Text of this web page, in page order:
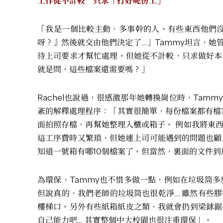
「我是一個比較主動、多事幹的人。有些東西他
呀？』然後就交由他們決定了…」Tammy坦言，她
待上司要求才幫忙處理。但她從不計較，只求做好
就是問，這些檔案還需要嗎？」
Rachel也說過，很感激那年她轉換崗位時，
紊的解釋處理程序：「其實很簡單，每份檔案都有
面拍照存檔，再幫她整理入櫃或箱子。 例如我將東
這工序費時又繁瑣，但她連上司可能遇到的問題也
知道一號箱有哪10個檔案了。但當然，裏面的文件
為環保，Tammy也不惜多做一點，例如在垃圾筒
但說真的，我們老師的垃圾筒也很乾淨… 雖然有些
樓梯口。另外有些紙箱紙皮之類，我就會扔到梁銶
自己能力吧… 其實整個中大校園也很注重環保」。